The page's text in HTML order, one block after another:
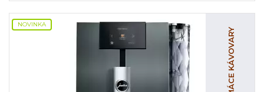
NOVINKA
DOMÁCE KÁVOVARY